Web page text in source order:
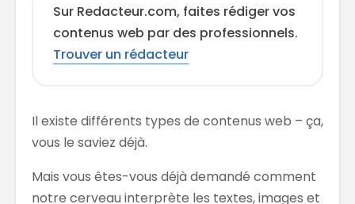
Sur Redacteur.com, faites rédiger vos
contenus web par des professionnels.
Trouver un rédacteur
Il existe différents types de contenus web – ça,
vous le saviez déjà.
Mais vous êtes-vous déjà demandé comment
notre cerveau interprète les textes, images et